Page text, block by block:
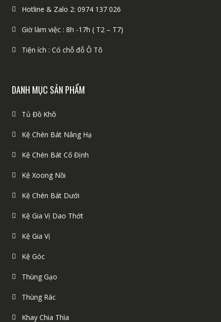
Hotline & Zalo 2: 0974 137 026
Giờ làm việc : 8h -17h ( T2 – T7)
Tiện ích : Có chỗ đỗ Ô Tô
DANH MỤC SẢN PHẨM
Tủ Đồ Khô
Kệ Chén Bát Nâng Hạ
Kệ Chén Bát Cố Định
Kệ Xoong Nồi
Kệ Chén Bát Dưới
Kệ Gia Vị Dao Thớt
Kệ Gia Vị
Kệ Góc
Thùng Gạo
Thùng Rác
Khay Chia Thìa